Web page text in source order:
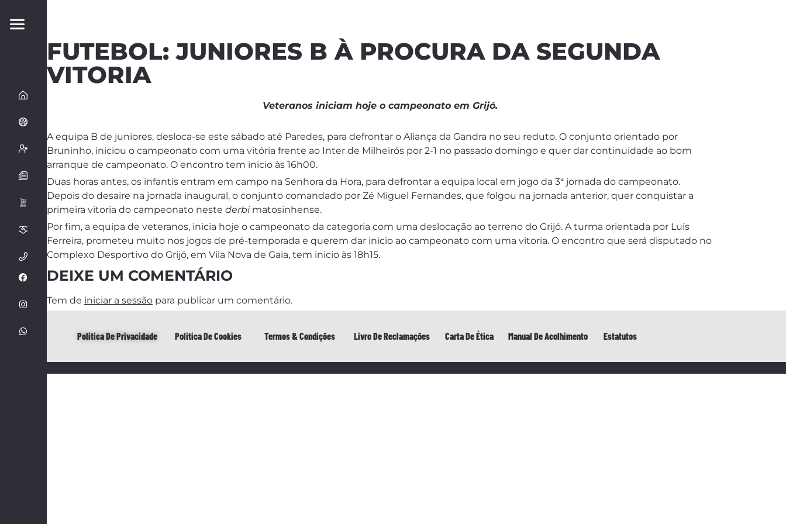
FUTEBOL: JUNIORES B À PROCURA DA SEGUNDA
VITORIA
Veteranos iniciam hoje o campeonato em Grijó.
A equipa B de juniores, desloca-se este sábado até Paredes, para defrontar o Aliança da Gandra no seu reduto. O conjunto orientado por
Bruninho, iniciou o campeonato com uma vitória frente ao Inter de Milheirós por 2-1 no passado domingo e quer dar continuidade ao bom
arranque de campeonato. O encontro tem inicio às 16h00.
Duas horas antes, os infantis entram em campo na Senhora da Hora, para defrontar a equipa local em jogo da 3ª jornada do campeonato.
Depois do desaire na jornada inaugural, o conjunto comandado por Zé Miguel Fernandes, que folgou na jornada anterior, quer conquistar a
primeira vitoria do campeonato neste derbimatosinhense.
Por fim, a equipa de veteranos, inicia hoje o campeonato da categoria com uma deslocação ao terreno do Grijó. A turma orientada por Luís
Ferreira, prometeu muito nos jogos de pré-temporada e querem dar inicio ao campeonato com uma vitoria. O encontro que será disputado no
Complexo Desportivo do Grijó, em Vila Nova de Gaia, tem inicio às 18h15.
DEIXE UM COMENTÁRIO
Tem de iniciar a sessão para publicar um comentário.
Politica De Privacidade Politica De Cookies Termos & Condições Livro De Reclamações Carta De Ética Manual De Acolhimento Estatutos